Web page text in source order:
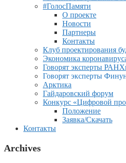
#ГолосПамяти
О проекте
Новости
Партнеры
Контакты
Клуб проектирования
Экономика
Говорят эксперты
Говорят эксперты
Арктика
Гайдаровский форум
Конкурс «Цифровой
Положение
Заявка/Скачать
Контакты
Archives